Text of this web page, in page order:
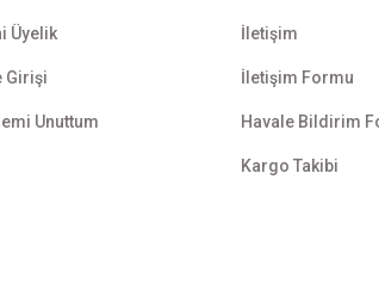
Üyelik
Girişi
Unuttum
İletişim
İletişim Formu
Havale Bildirim
Kargo Takibi